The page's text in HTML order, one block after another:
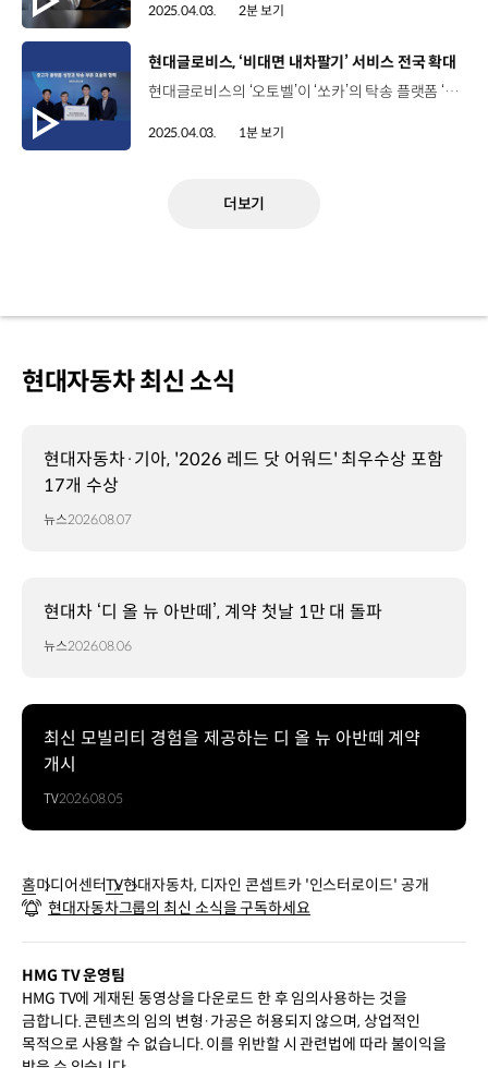
2025.04.03. 2분 보기
[동영상]
현대글로비스, ‘비대면 내차팔기’ 서비스 전국 확대
현대글로비스의 ‘오토벨’이 ‘쏘카’의 탁송 플랫폼 ‘핸들러’와 손잡고 중고차 매입 서비스 지역을 확대합니다. 오토벨은 중고차 매입 서비스로, 고객이 원하는 시간과 장소에 전문 평가 컨설턴트가 방문해 차량을 평가하고 매입했는데요. 앞으로는 전국의 카셰어링 차량 이동을 담당하는 쏘카의 플랫폼 ‘핸들러’와 협력해, 컨설턴트가 방문하기 어려웠던 지역에서도 서비스를 이용할 수 있게 됐습니다. 또한, ‘비대면 내차팔기’ 서비스도 지방 소도시와 도서산간 지역으로 확대되는데요. 고객이 ‘오토벨’에 차량 사진을 올리면 25년 간의 거래 빅데이터를 바탕으로 비대면 견적을 산정하고, 쏘카 ‘핸들러’가 방문해 매각 차량의 검수와 이동 업무를 담당해 고객 편의성을 높일 계획입니다.
2025.04.03. 1분 보기
더보기
현대자동차 최신 소식
현대자동차·기아, '2026 레드 닷 어워드' 최우수상 포함
17개 수상
뉴스2026.08.07
현대차 ‘디 올 뉴 아반떼’, 계약 첫날 1만 대 돌파
뉴스2026.08.06
최신 모빌리티 경험을 제공하는 디 올 뉴 아반떼 계약
개시
TV2026.08.05
홈미디어센터TV현대자동차, 디자인 콘셉트카 '인스터로이드' 공개
현대자동차그룹의 최신 소식을 구독하세요
HMG TV 운영팀
HMG TV에 게재된 동영상을 다운로드 한 후 임의사용하는 것을
금합니다. 콘텐츠의 임의 변형·가공은 허용되지 않으며, 상업적인
목적으로 사용할 수 없습니다. 이를 위반할 시 관련법에 따라 불이익을